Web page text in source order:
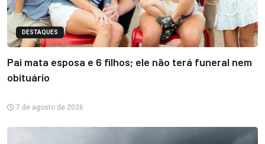
DESTAQUES
Pai mata esposa e 6 filhos; ele não terá funeral nem
obituário
7 de agosto de 2026